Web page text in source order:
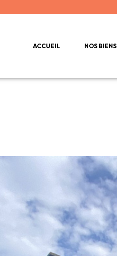
ACCUEIL NOS BIENS